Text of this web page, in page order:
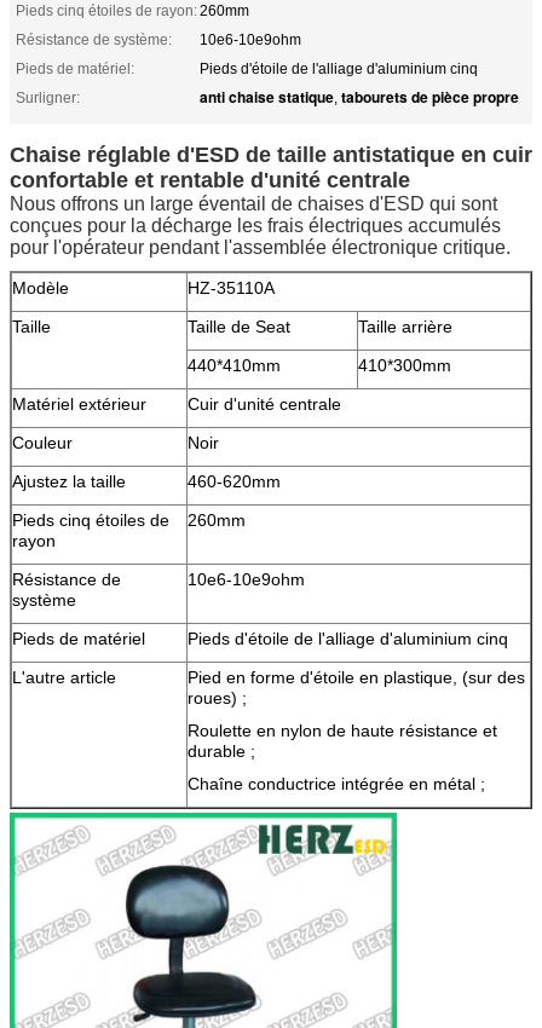
Pieds cinq étoiles de rayon:260mm
Résistance de système:
10e6-10e9ohm
Pieds de matériel:
Pieds d'étoile de l'alliage d'aluminium cinq
Surligner:
anti chaise statique, tabourets de pièce propre
Chaise réglable d'ESD de taille antistatique en cuir
confortable et rentable d'unité centrale
Nous offrons un large éventail de chaises d'ESD qui sont
conçues pour la décharge les frais électriques accumulés
pour l'opérateur pendant l'assemblée électronique critique.
Modèle
HZ-35110A
Taille
Taille de Seat
Taille arrière
440*410mm
410*300mm
Matériel extérieur
Cuir d'unité centrale
Couleur
Noir
Ajustez la taille
460-620mm
Pieds cinq étoiles de
rayon
260mm
Résistance de
système
10e6-10e9ohm
Pieds de matériel
Pieds d'étoile de l'alliage d'aluminium cinq
L'autre article
Pied en forme d'étoile en plastique, (sur des
roues) ;
Roulette en nylon de haute résistance et
durable ;
Chaîne conductrice intégrée en métal ;